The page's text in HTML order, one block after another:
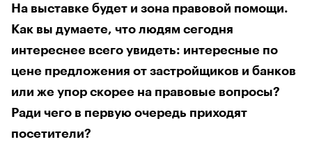
На выставке будет и зона правовой помощи.
Как вы думаете, что людям сегодня
интереснее всего увидеть: интересные по
цене предложения от застройщиков и банков
или же упор скорее на правовые вопросы?
Ради чего в первую очередь приходят
посетители?